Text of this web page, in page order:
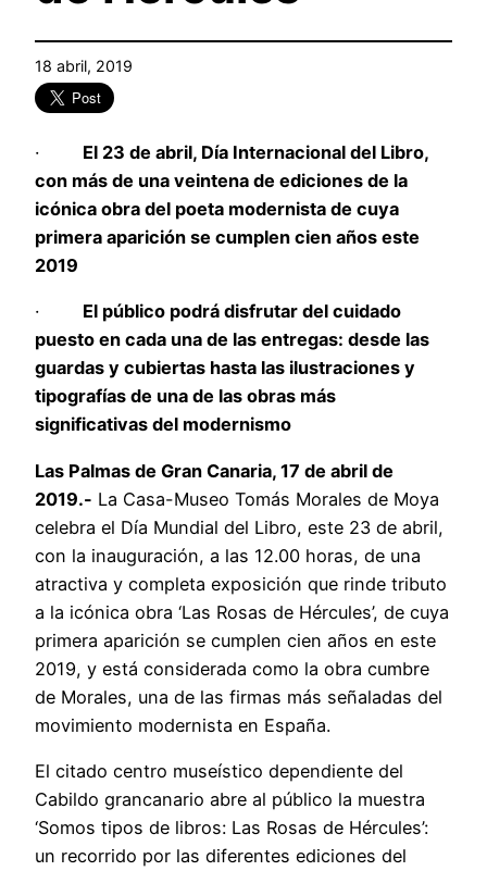
18 abril, 2019
· El 23 de abril, Día Internacional del Libro,
con más de una veintena de ediciones de la
icónica obra del poeta modernista de cuya
primera aparición se cumplen cien años este
2019
· El público podrá disfrutar del cuidado
puesto en cada una de las entregas: desde las
guardas y cubiertas hasta las ilustraciones y
tipografías de una de las obras más
significativas del modernismo
Las Palmas de Gran Canaria, 17 de abril de
2019.- La Casa-Museo Tomás Morales de Moya
celebra el Día Mundial del Libro, este 23 de abril,
con la inauguración, a las 12.00 horas, de una
atractiva y completa exposición que rinde tributo
a la icónica obra ‘Las Rosas de Hércules’, de cuya
primera aparición se cumplen cien años en este
2019, y está considerada como la obra cumbre
de Morales, una de las firmas más señaladas del
movimiento modernista en España.
El citado centro museístico dependiente del
Cabildo grancanario abre al público la muestra
‘Somos tipos de libros: Las Rosas de Hércules’:
un recorrido por las diferentes ediciones del